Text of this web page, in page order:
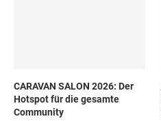
CARAVAN SALON 2026: Der
Hotspot für die gesamte
Community